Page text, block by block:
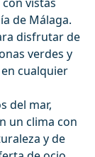
vistas
de Málaga.
disfrutar de
verdes y
cualquier
del mar,
un clima con
y de